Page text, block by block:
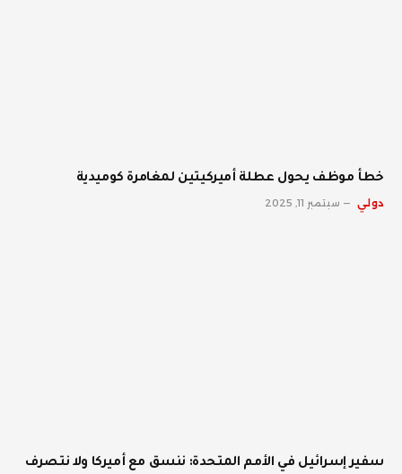
خطأ موظف يحول عطلة أميركيتين لمغامرة كوميدية
دولي سبتمبر 11, 2025
سفير إسرائيل في الأمم المتحدة: ننسق مع أميركا ولا نتصرف